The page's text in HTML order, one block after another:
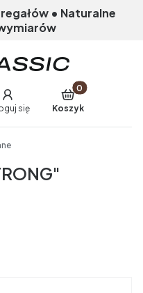
• Naturalne
się
Produkty w
Koszyk